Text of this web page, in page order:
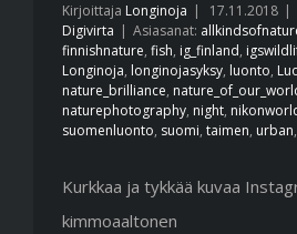
Kirjoittaja Longinoja | 17.11.2018 |
Digivirta | Asiasanat:
finnishnature, fish, ig_finland,
Longinoja, longinojasyksy, luonto,
nature_brilliance,
naturephotography, night,
suomenluonto, suomi, taimen, urban,
Kurkkaa ja tykkää kuvaa
kimmoaaltonen